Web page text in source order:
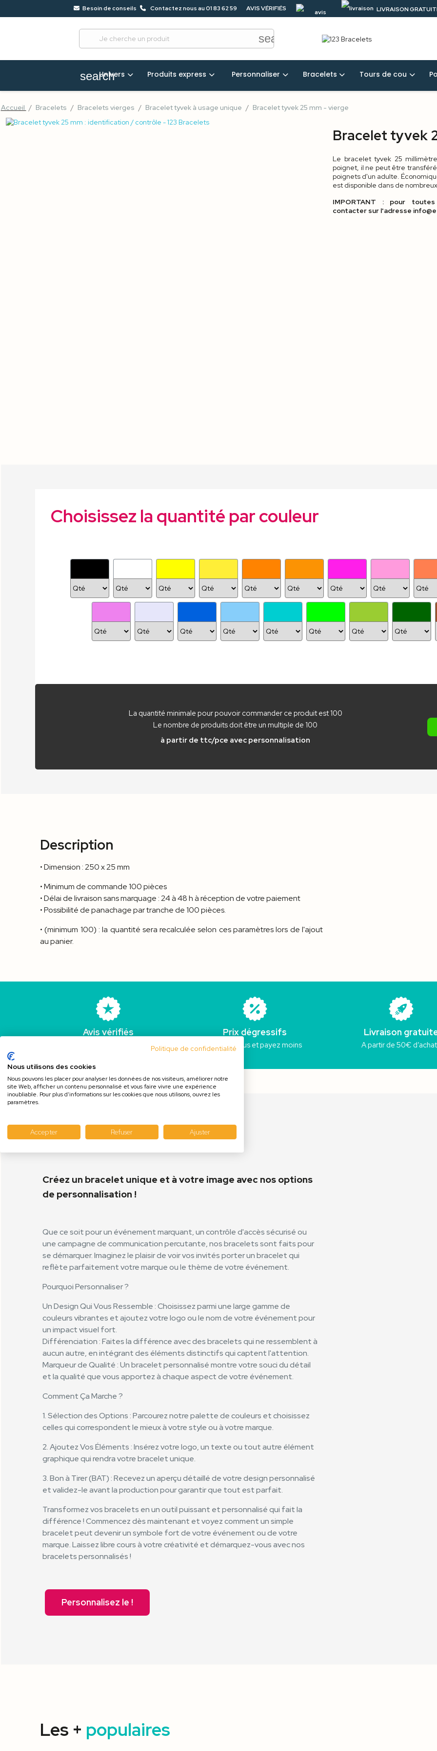
Besoin de conseils Contactez nous au 01 83 62 59 AVIS VÉRIFIÉS LIVRAISON
search
search
Univers Produits express Personnaliser Bracelets Tours de cou
Accueil Bracelets Bracelets vierges Bracelet tyvek à usage unique Bracelet tyvek 25 mm - vierge
Bracelet tyvek
Le bracelet tyvek 25
poignet, il ne peut être
poignets d'un adulte.
est disponible dans de
IMPORTANT : pour
contacter sur l'adresse
Choisissez la quantité par couleur
La quantité minimale pour pouvoir commander ce produit est 100
Le nombre de produits doit être un multiple de 100
à partir de ttc/pce avec personnalisation
Description
• Dimension : 250 x 25 mm
• Minimum de commande 100 pièces
• Délai de livraison sans marquage : 24 à 48 h à réception de votre paiement
• Possibilité de panachage par tranche de 100 pièces.
• (minimum 100) : la quantité sera recalculée selon ces paramètres lors de l'ajout
au panier.
Avis vérifiés Prix dégressifs
Achetez plus et payez moins
Livraison
A partir de 50€
Personnalisez le !
Créez un bracelet unique et à votre image avec nos options
de personnalisation !
Que ce soit pour un événement marquant, un contrôle d'accès sécurisé ou
une campagne de communication percutante, nos bracelets sont faits pour
se démarquer. Imaginez le plaisir de voir vos invités porter un bracelet qui
reflète parfaitement votre marque ou le thème de votre événement.
Pourquoi Personnaliser ?
Un Design Qui Vous Ressemble : Choisissez parmi une large gamme de
couleurs vibrantes et ajoutez votre logo ou le nom de votre événement pour
un impact visuel fort.
Différenciation : Faites la différence avec des bracelets qui ne ressemblent à
aucun autre, en intégrant des éléments distinctifs qui captent l'attention.
Marqueur de Qualité : Un bracelet personnalisé montre votre souci du détail
et la qualité que vous apportez à chaque aspect de votre événement.
Comment Ça Marche ?
1. Sélection des Options : Parcourez notre palette de couleurs et choisissez
celles qui correspondent le mieux à votre style ou à votre marque.
2. Ajoutez Vos Éléments : Insérez votre logo, un texte ou tout autre élément
graphique qui rendra votre bracelet unique.
3. Bon à Tirer (BAT) : Recevez un aperçu détaillé de votre design personnalisé
et validez-le avant la production pour garantir que tout est parfait.
Transformez vos bracelets en un outil puissant et personnalisé qui fait la
différence ! Commencez dès maintenant et voyez comment un simple
bracelet peut devenir un symbole fort de votre événement ou de votre
marque. Laissez libre cours à votre créativité et démarquez-vous avec nos
bracelets personnalisés !
Personnalisez le !
Les + populaires
Politique de confidentialité
Nous utilisons des cookies
Nous pouvons les placer pour analyser les données de nos visiteurs, améliorer notre
site Web, afficher un contenu personnalisé et vous faire vivre une expérience
inoubliable. Pour plus d'informations sur les cookies que nous utilisons, ouvrez les
paramètres.
Accepter Refuser Ajuster